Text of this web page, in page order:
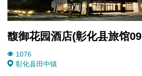
馥御花园酒店(彰化县旅馆
1076
彰化县田中镇